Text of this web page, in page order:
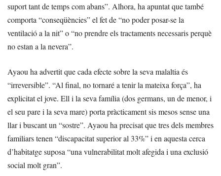
suport tant de temps com abans”. Alhora, ha apuntat que també
comporta “conseqüències” el fet de “no poder posar-se la
ventilació a la nit” o “no prendre els tractaments necessaris perquè
no estan a la nevera”.
Ayaou ha advertit que cada efecte sobre la seva malaltia és
“irreversible”. “Al final, no tornaré a tenir la mateixa força”, ha
explicitat el jove. Ell i la seva família (dos germans, un de menor, i
el seu pare i la seva mare) porta pràcticament sis mesos sense una
llar i buscant un “sostre”. Ayaou ha precisat que tres dels membres
familiars tenen “discapacitat superior al 33%” i en aquesta cerca
d’habitatge suposa “una vulnerabilitat molt afegida i una exclusió
social molt gran”.